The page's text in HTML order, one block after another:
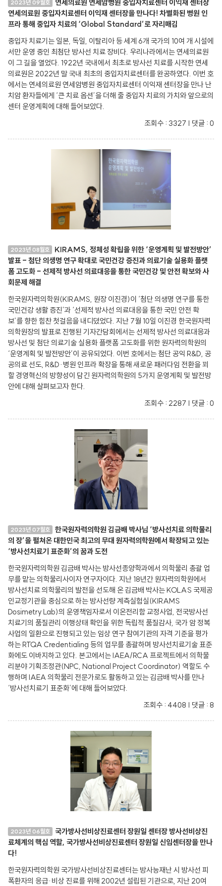
2023년 09월호
연세의료원 연세암병원 중입자치료센터 이익재 센터장
연세의료원 중입자치료센터 이익재 센터장을 만나다! 차별화된 병원 인
프라 통해 중입자 치료의 ‘Global Standard’로 자리매김
중입자 치료기는 일본, 독일, 이탈리아 등 세계 6개 국가의 10여 개 시설에
서만 운영 중인 최첨단 방사선 치료 장비다. 우리나라에서는 연세의료원
이 그 길을 열었다. 1922년 국내에서 최초로 방사선 치료를 시작한 연세
의료원은 2022년 말 국내 최초의 중입자치료센터를 완공하였다. 이번 호
에서는 연세의료원 연세암병원 중입자치료센터 이익재 센터장을 만나 난
치암 환자들에게 ‘큰 치료 옵션’을 더해 줄 중입자 치료의 가치와 앞으로의
센터 운영계획에 대해 들어보았다.
조회수 : 3327 | 댓글 : 0
2023년 08월호
KIRAMS, 정체성 확립을 위한 ‘운영계획 및 발전방안’
발표 - 첨단 의생명 연구 확대로 국민건강 증진과 의료기술 실용화 플랫
폼 고도화 - 선제적 방사선 의료대응을 통한 국민건강 및 안전 확보와 사
회문제 해결
한국원자력의학원(KIRAMS, 원장 이진경)이 ‘첨단 의생명 연구를 통한
국민건강 생활 증진’과 ‘선제적 방사선 의료대응을 통한 국민 안전 확
보’를 향한 힘찬 첫걸음을 내디뎠었다. 지난 7월 10일 이진경 한국원자력
의학원장의 발표로 진행된 기자간담회에서는 선제적 방사선 의료대응과
방사선 및 첨단 의료기술 실용화 플랫폼 고도화를 위한 원자력의학원의
‘운영계획 및 발전방안’이 공유되었다. 이번 호에서는 첨단 공익 R&D, 공
공의료 선도, R&D·병원 인프라 확장을 통해 새로운 패러다임 전환을 꾀
할 경영혁신의 방향성이 담긴 원자력의학원의 5가지 운영계획 및 발전방
안에 대해 살펴보고자 한다.
조회수 : 2287 | 댓글 : 0
2023년 07월호
한국원자력의학원 김금배 박사님 ‘방사선치료 의학물리
의 장’을 펼쳐온 대한민국 최고의 무대 원자력의학원에서 확장되고 있는
‘방사선치료기 표준화’의 꿈과 도전
한국원자력의학원 김금배 박사는 방사선종양학과에서 의학물리 총괄 업
무를 맡는 의학물리사이자 연구자이다. 지난 18년간 원자력의학원에서
방사선치료 의학물리의 발전을 선도해 온 김금배 박사는 KOLAS 국제공
인교정기관을 중심으로 하는 방사선량 계측실험실(KIRAMS
Dosimetry Lab)의 운영책임자로서 이온전리함 교정사업, 전국방사선
치료기의 품질관리 이행상태 확인을 위한 독립적 품질감사, 국가 암 정복
사업의 일환으로 진행되고 있는 임상 연구 참여기관의 자격 기준을 평가
하는 RTQA Credentialing 등의 업무를 총괄하며 방사선치료기술 표준
화에도 이바지하고 있다. 본고에서는 IAEA/RCA 프로젝트에서 의학물
리분야 기획조정관(NPC, National Project Coordinator) 역할도 수
행하며 IAEA 의학물리 전문가로도 활동하고 있는 김금배 박사를 만나
‘방사선치료기 표준화’에 대해 들어보았다.
조회수 : 4408 | 댓글 : 8
2023년 06월호
국가방사선비상진료센터 장원일 센터장 방사선비상진
료체계의 핵심 역할, 국가방사선비상진료센터 장원일 신임센터장을 만나
다!
한국원자력의학원 국가방사선비상진료센터는 방사능재난 시 방사선 피
폭환자의 응급·비상 진료를 위해 2002년 설립된 기관으로, 지난 20여